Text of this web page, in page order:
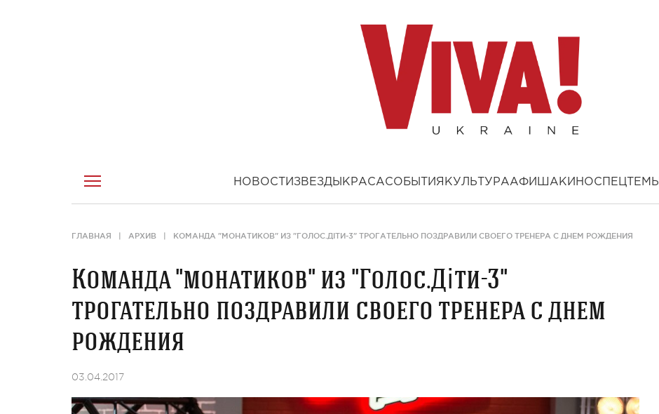
НОВОСТИ ЗВЕЗДЫ КРАСАСОБЫТИЯ КУЛЬТУРААФИША КИНОСПЕЦТЕМЫ
ГЛАВНАЯ АРХИВ КОМАНДА "МОНАТИКОВ" ИЗ "ГОЛОС.ДІТИ-3" ТРОГАТЕЛЬНО ПОЗДРАВИЛИ СВОЕГО ТРЕНЕРА С ДНЕМ РОЖДЕНИЯ
Команда "монатиков" из "Голос.Діти-3"
трогательно поздравили своего тренера с днем
рождения
03.04.2017